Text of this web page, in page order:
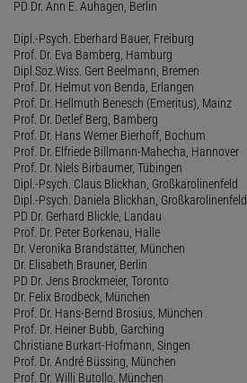
PD Dr. Ann E. Auhagen, Berlin
Dipl.-Psych. Eberhard Bauer, Freiburg
Prof. Dr. Eva Bamberg, Hamburg
Dipl.Soz.Wiss. Gert Beelmann, Bremen
Prof. Dr. Helmut von Benda, Erlangen
Prof. Dr. Hellmuth Benesch (Emeritus), Mainz
Prof. Dr. Detlef Berg, Bamberg
Prof. Dr. Hans Werner Bierhoff, Bochum
Prof. Dr. Elfriede Billmann-Mahecha, Hannover
Prof. Dr. Niels Birbaumer, Tübingen
Dipl.-Psych. Claus Blickhan, Großkarolinenfeld
Dipl.-Psych. Daniela Blickhan, Großkarolinenfeld
PD Dr. Gerhard Blickle, Landau
Prof. Dr. Peter Borkenau, Halle
Dr. Veronika Brandstätter, München
Dr. Elisabeth Brauner, Berlin
PD Dr. Jens Brockmeier, Toronto
Dr. Felix Brodbeck, München
Prof. Dr. Hans-Bernd Brosius, München
Prof. Dr. Heiner Bubb, Garching
Christiane Burkart-Hofmann, Singen
Prof. Dr. André Büssing, München
Prof. Dr. Willi Butollo, München